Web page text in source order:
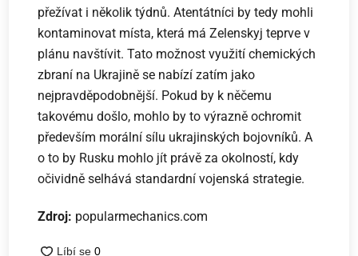
přežívat i několik týdnů. Atentátníci by tedy mohli
kontaminovat místa, která má Zelenskyj teprve v
plánu navštívit. Tato možnost využití chemických
zbraní na Ukrajině se nabízí zatím jako
nejpravděpodobnější. Pokud by k něčemu
takovému došlo, mohlo by to výrazně ochromit
především morální sílu ukrajinských bojovníků. A
o to by Rusku mohlo jít právě za okolností, kdy
očividně selhává standardní vojenská strategie.
Zdroj: popularmechanics.com